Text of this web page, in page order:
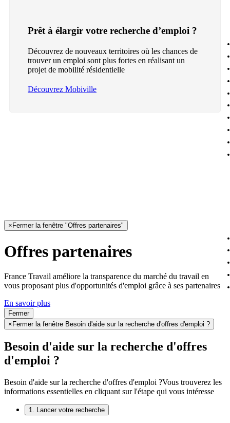
Prêt à élargir votre recherche d’emploi ?
Découvrez de nouveaux territoires où les chances de
trouver un emploi sont plus fortes en réalisant un
projet de mobilité résidentielle
Découvrez Mobiville
× Fermer la fenêtre "Offres partenaires"
Offres partenaires
France Travail améliore la transparence du marché du travail en
vous proposant plus d'opportunités d'emploi grâce à ses partenaires
En savoir plus
Fermer
× Fermer la fenêtre Besoin d'aide sur la recherche d'offres d'emploi ?
Besoin d'aide sur la recherche d'offres
d'emploi ?
Besoin d'aide sur la recherche d'offres d'emploi ?Vous trouverez les
informations essentielles en cliquant sur l'étape qui vous intéresse
1. Lancer votre recherche